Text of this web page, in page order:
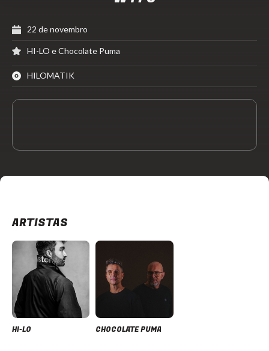
22 de novembro
HI-LO e Chocolate Puma
HILOMATIK
ARTISTAS
HI-LO CHOCOLATE PUMA